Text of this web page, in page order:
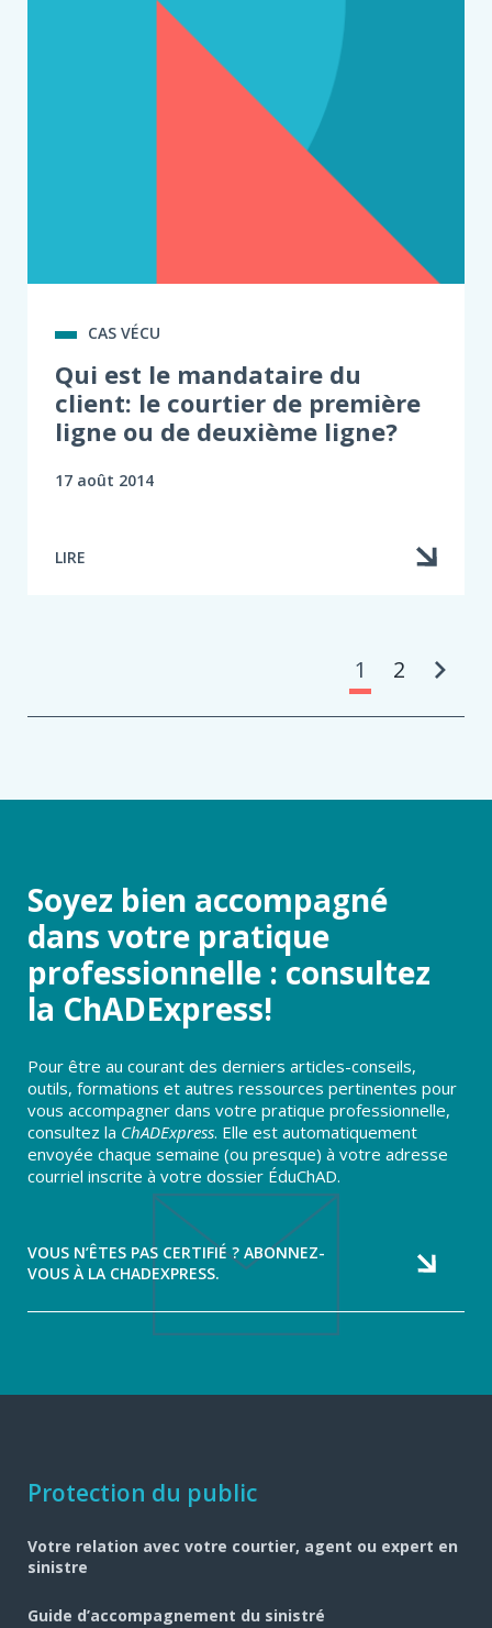
CAS VÉCU
Qui est le mandataire du
client: le courtier de première
ligne ou de deuxième ligne?
17 août 2014
LIRE
1 2
Soyez bien accompagné
dans votre pratique
professionnelle : consultez
la ChADExpress!
Pour être au courant des derniers articles-conseils,
outils, formations et autres ressources pertinentes pour
vous accompagner dans votre pratique professionnelle,
consultez la ChADExpress. Elle est automatiquement
envoyée chaque semaine (ou presque) à votre adresse
courriel inscrite à votre dossier ÉduChAD.
VOUS N’ÊTES PAS CERTIFIÉ ? ABONNEZ-
VOUS À LA CHADEXPRESS.
Navigation
pied
de
page
Protection du public
Votre relation avec votre courtier, agent ou expert en
sinistre
Guide d’accompagnement du sinistré